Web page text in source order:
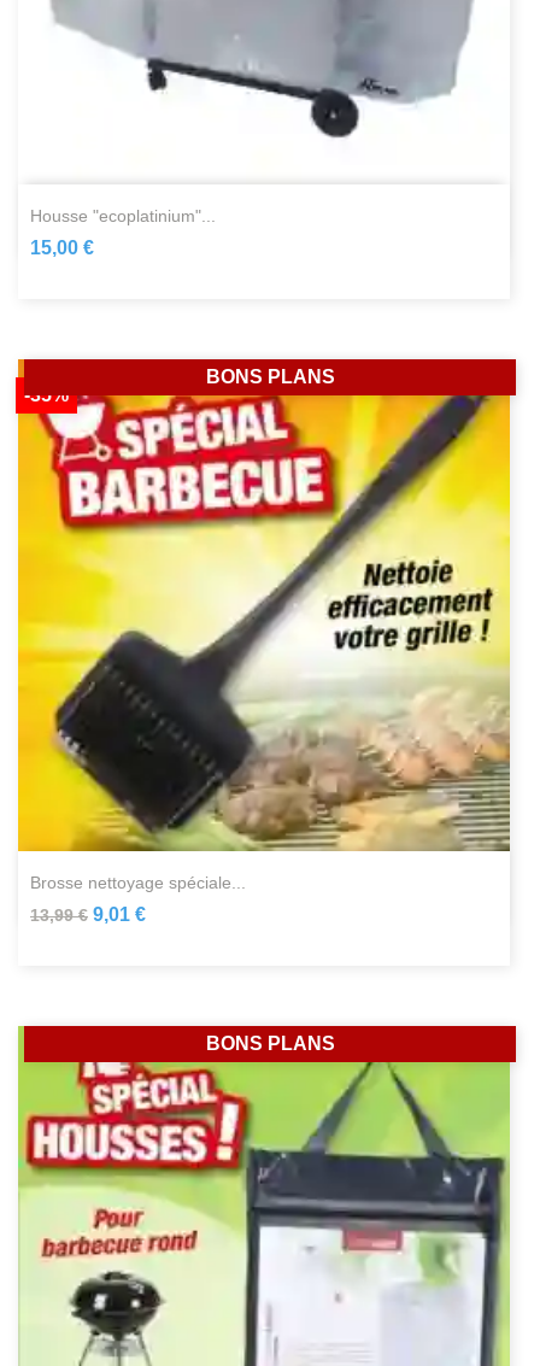
housse "ecoplatinium"...
15,00 €
brosse nettoyage spéciale...
13,99 €
-35%
9,01 €
BONS PLANS
BONS PLANS